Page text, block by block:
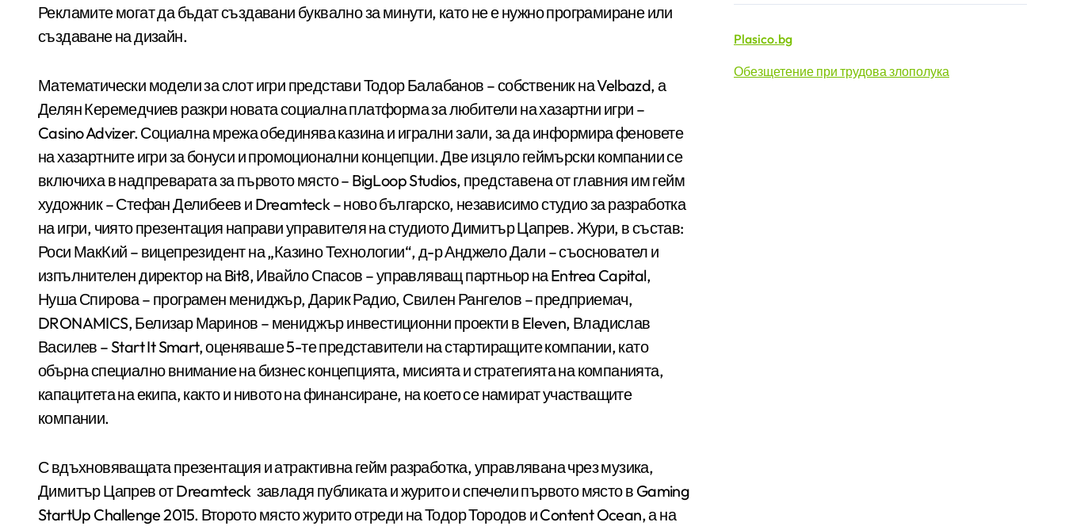
Рекламите могат да бъдат създавани буквално за минути, като не е нужно програмиране или
създаване на дизайн.
Математически модели за слот игри представи Тодор Балабанов – собственик на Velbazd, а
Делян Керемедчиев разкри новата социална платформа за любители на хазартни игри –
Casino Advizer. Социална мрежа обединява казина и игрални зали, за да информира феновете
на хазартните игри за бонуси и промоционални концепции. Две изцяло геймърски компании се
включиха в надпреварата за първото място – BigLoop Studios, представена от главния им гейм
художник – Стефан Делибеев и Dreamteck – ново българско, независимо студио за разработка
на игри, чиято презентация направи управителя на студиото Димитър Цапрев. Жури, в състав:
Роси МакКий – вицепрезидент на „Казино Технологии“, д-р Анджело Дали – съосновател и
изпълнителен директор на Bit8, Ивайло Спасов – управляващ партньор на Entrea Capital,
Нуша Спирова – програмен мениджър, Дарик Радио, Свилен Рангелов – предприемач,
DRONAMICS, Белизар Маринов – мениджър инвестиционни проекти в Eleven, Владислав
Василев – Start It Smart, оценяваше 5-те представители на стартиращите компании, като
обърна специално внимание на бизнес концепцията, мисията и стратегията на компанията,
капацитета на екипа, както и нивото на финансиране, на което се намират участващите
компании.
С вдъхновяващата презентация и атрактивна гейм разработка, управлявана чрез музика,
Димитър Цапрев от Dreamteck завладя публиката и журито и спечели първото място в Gaming
StartUp Challenge 2015. Второто място журито отреди на Тодор Тородов и Content Ocean, а на
Plasico.bg
Обезщетение при трудова злополука